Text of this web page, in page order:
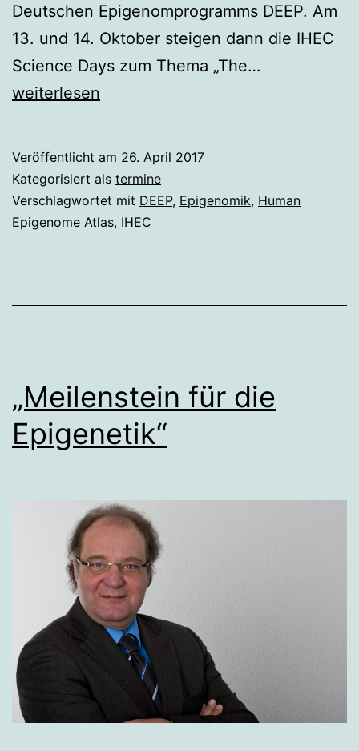
Deutschen Epigenomprogramms DEEP. Am
13. und 14. Oktober steigen dann die IHEC
Science Days zum Thema „The…
Days
weiterlesen
Veröffentlicht am 26. April 2017
Kategorisiert als termine
Verschlagwortet mit DEEP, Epigenomik, Human
Epigenome Atlas, IHEC
„Meilenstein für die
Epigenetik“